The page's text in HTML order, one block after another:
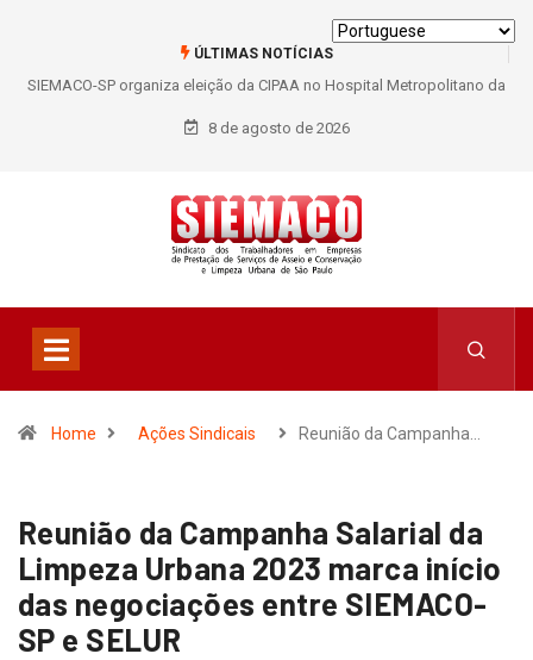
ÚLTIMAS NOTÍCIAS
Metropolitano da
SIEMACO São Paulo garante mais de 400 benefícios
trabalhadores do Asseio em 2026
8 de agosto de 2026
Home Ações Sindicais Reunião da Campanha…
Reunião da Campanha Salarial da
Limpeza Urbana 2023 marca início
das negociações entre SIEMACO-
SP e SELUR